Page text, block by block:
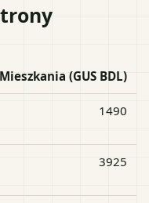
Mieszkania (GUS BDL)
1490
3925